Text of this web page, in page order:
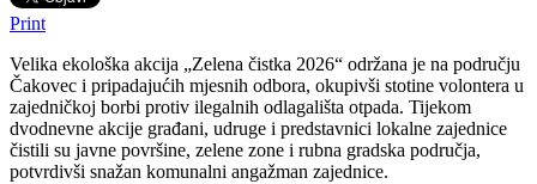
Print
Velika ekološka akcija „Zelena čistka 2026“ održana je na području
Čakovec i pripadajućih mjesnih odbora, okupivši stotine volontera u
zajedničkoj borbi protiv ilegalnih odlagališta otpada. Tijekom
dvodnevne akcije građani, udruge i predstavnici lokalne zajednice
čistili su javne površine, zelene zone i rubna gradska područja,
potvrdivši snažan komunalni angažman zajednice.